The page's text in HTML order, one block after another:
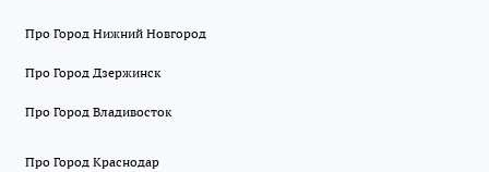
Про Город Нижний Новгород
Про Город Дзержинск
Про Город Владивосток
Про Город Краснодар